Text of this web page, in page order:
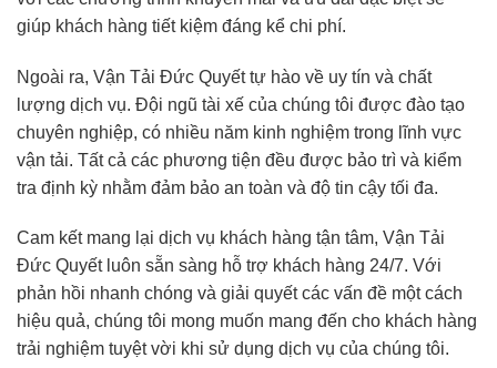
giúp khách hàng tiết kiệm đáng kể chi phí.
Ngoài ra, Vận Tải Đức Quyết tự hào về uy tín và chất
lượng dịch vụ. Đội ngũ tài xế của chúng tôi được đào tạo
chuyên nghiệp, có nhiều năm kinh nghiệm trong lĩnh vực
vận tải. Tất cả các phương tiện đều được bảo trì và kiểm
tra định kỳ nhằm đảm bảo an toàn và độ tin cậy tối đa.
Cam kết mang lại dịch vụ khách hàng tận tâm, Vận Tải
Đức Quyết luôn sẵn sàng hỗ trợ khách hàng 24/7. Với
phản hồi nhanh chóng và giải quyết các vấn đề một cách
hiệu quả, chúng tôi mong muốn mang đến cho khách hàng
trải nghiệm tuyệt vời khi sử dụng dịch vụ của chúng tôi.